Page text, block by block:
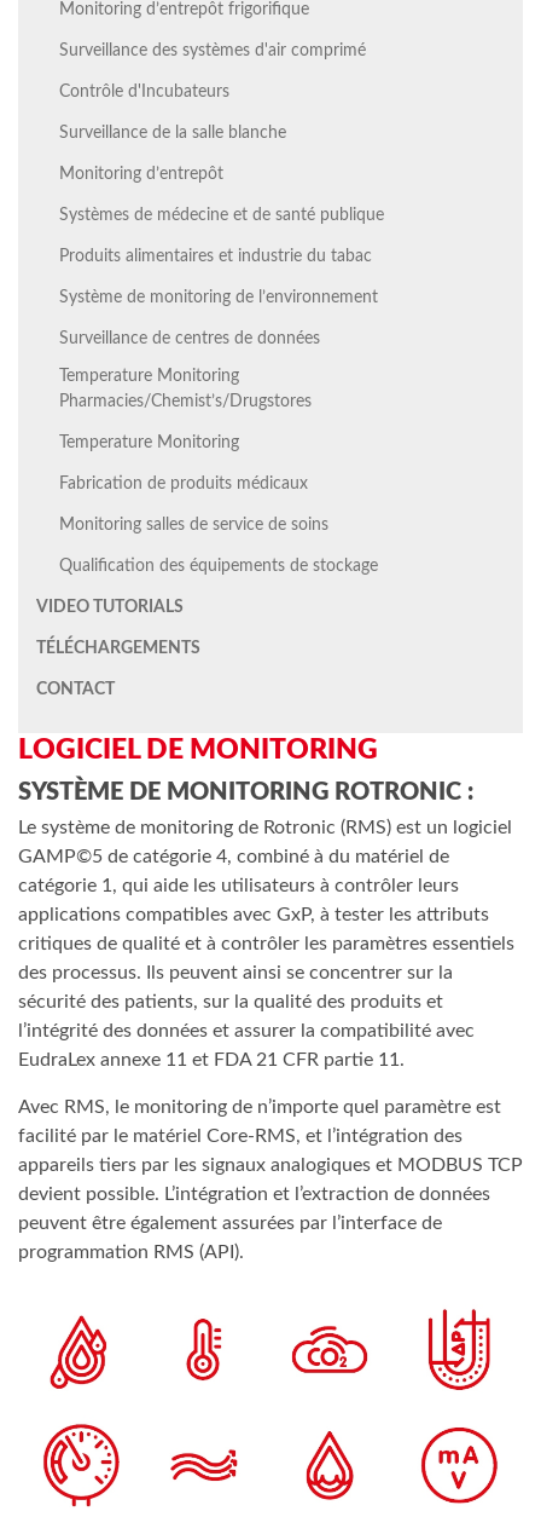
Monitoring d’entrepôt frigorifique
Surveillance des systèmes d'air comprimé
Contrôle d'Incubateurs
Surveillance de la salle blanche
Monitoring d’entrepôt
Systèmes de médecine et de santé publique
Produits alimentaires et industrie du tabac
Système de monitoring de l’environnement
Surveillance de centres de données
Temperature Monitoring
Pharmacies/Chemist’s/Drugstores
Temperature Monitoring
Fabrication de produits médicaux
Monitoring salles de service de soins
Qualification des équipements de stockage
VIDEO TUTORIALS
TÉLÉCHARGEMENTS
CONTACT
LOGICIEL DE MONITORING
SYSTÈME DE MONITORING ROTRONIC :
Le système de monitoring de Rotronic (RMS) est un logiciel
GAMP©5 de catégorie 4, combiné à du matériel de
catégorie 1, qui aide les utilisateurs à contrôler leurs
applications compatibles avec GxP, à tester les attributs
critiques de qualité et à contrôler les paramètres essentiels
des processus. Ils peuvent ainsi se concentrer sur la
sécurité des patients, sur la qualité des produits et
l’intégrité des données et assurer la compatibilité avec
EudraLex annexe 11 et FDA 21 CFR partie 11.
Avec RMS, le monitoring de n’importe quel paramètre est
facilité par le matériel Core-RMS, et l’intégration des
appareils tiers par les signaux analogiques et MODBUS TCP
devient possible. L’intégration et l’extraction de données
peuvent être également assurées par l’interface de
programmation RMS (API).